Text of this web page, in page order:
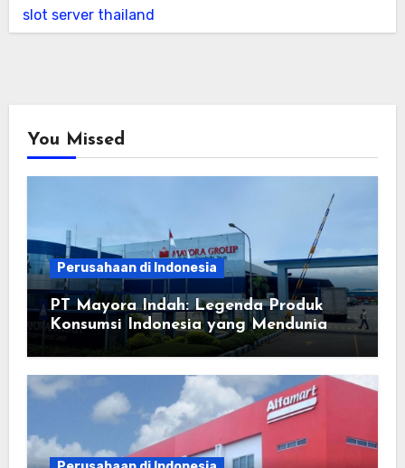
slot server thailand
You Missed
Perusahaan di Indonesia
PT Mayora Indah: Legenda Produk
Konsumsi Indonesia yang Mendunia